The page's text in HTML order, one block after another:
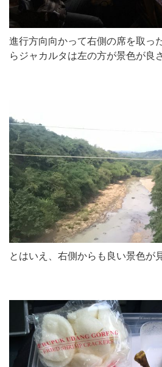
進行方向向かって右側の席を取っ
らジャカルタは左の方が景色が良
とはいえ、右側からも良い景色が